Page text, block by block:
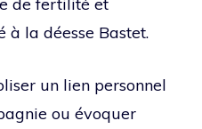
à la déesse Bastet.
un lien personnel
ou évoquer